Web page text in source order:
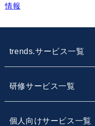
情報
trends.サービス一覧
研修サービス一覧
個人向けサービス一覧